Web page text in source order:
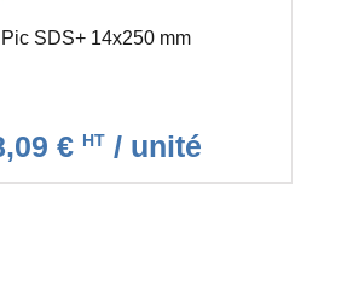
Pic SDS+ 14x250 mm
€ HT / unité